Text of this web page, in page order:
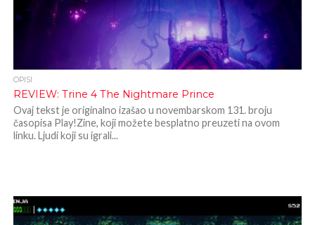
OPISI
REVIEW: Trine 4 The Nightmare Prince
Ovaj tekst je originalno izašao u novembarskom 131. broju
časopisa Play!Zine, koji možete besplatno preuzeti na ovom
linku. Ljudi koji su igrali...